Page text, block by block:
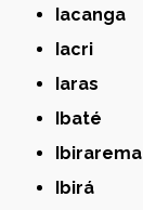
Iacanga
Iacri
Iaras
Ibaté
Ibirarema
Ibirá